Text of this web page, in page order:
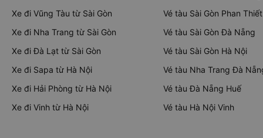
Xe đi Vũng Tàu từ Sài Gòn
Xe đi Nha Trang từ Sài Gòn
Xe đi Đà Lạt từ Sài Gòn
Xe đi Sapa từ Hà Nội
Xe đi Hải Phòng từ Hà Nội
Xe đi Vinh từ Hà Nội
Vé tàu Sài Gòn Phan Thiết
Vé tàu Sài Gòn Đà Nẵng
Vé tàu Sài Gòn Hà Nội
Vé tàu Nha Trang Đà
Vé tàu Đà Nẵng Huế
Vé tàu Hà Nội Vinh